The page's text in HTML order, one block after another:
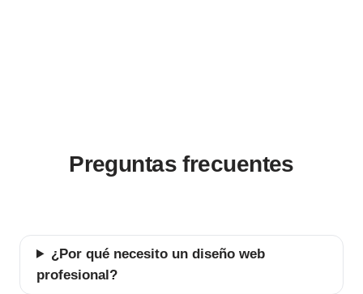
Preguntas frecuentes
¿Por qué necesito un diseño web
profesional?